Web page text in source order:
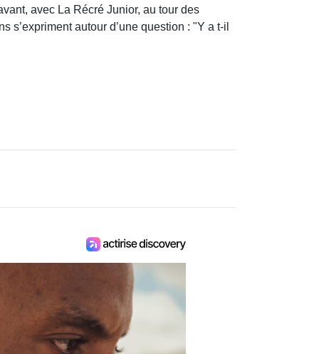
avec La Récré Junior, au tour des
autour d’une question : "Y a t-il